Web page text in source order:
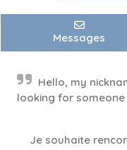
Messages
Hello, my
looking for someone
Je souhaite